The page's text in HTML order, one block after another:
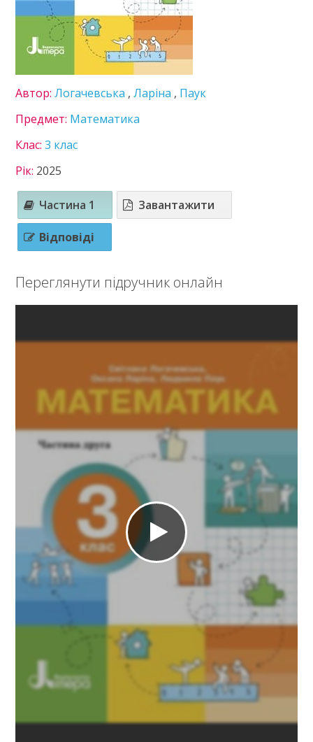
8 клас
9 клас
10 клас
ГДЗ
Статті
Зв'язок
Політика
Автор:Логачевська ,Ларіна , Паук
Предмет: Математика
Клас:3 клас
Рік: 2025
Частина 1 Завантажити
Відповіді
Переглянути підручник онлайн